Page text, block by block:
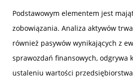
Podstawowym elementem jest
zobowiązania. Analiza aktywów
również pasywów wynikających z
sprawozdań finansowych, odgrywa
ustaleniu wartości